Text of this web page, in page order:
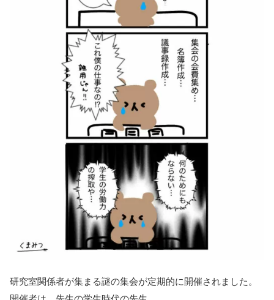
研究室関係者が集まる謎の集会が定期的に開催されました。